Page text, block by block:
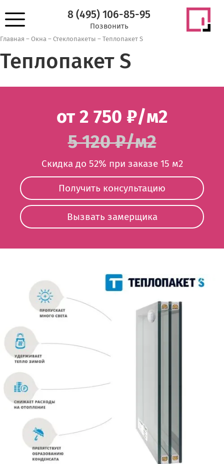
8 (495) 106-85-95
Позвонить
Главная – Окна – Стеклопакеты – Теплопакет S
Теплопакет S
от 2 750 ₽/м2
5 120 ₽/м2
Скидка до 52% при заказе 15 м2
Получить консультацию
Вызвать замерщика